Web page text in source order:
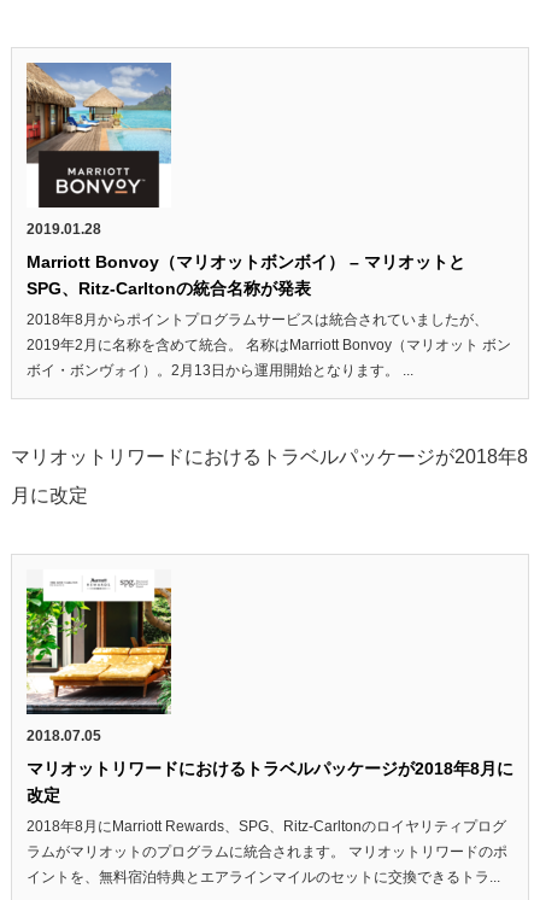
2019.01.28
Marriott Bonvoy（マリオットボンボイ） – マリオットと
SPG、Ritz-Carltonの統合名称が発表
2018年8月からポイントプログラムサービスは統合されていましたが、
2019年2月に名称を含めて統合。 名称はMarriott Bonvoy（マリオット ボン
ボイ・ボンヴォイ）。2月13日から運用開始となります。 ...
マリオットリワードにおけるトラベルパッケージが2018年8
月に改定
2018.07.05
マリオットリワードにおけるトラベルパッケージが2018年8月に
改定
2018年8月にMarriott Rewards、SPG、Ritz-Carltonのロイヤリティプログ
ラムがマリオットのプログラムに統合されます。 マリオットリワードのポ
イントを、無料宿泊特典とエアラインマイルのセットに交換できるトラ...